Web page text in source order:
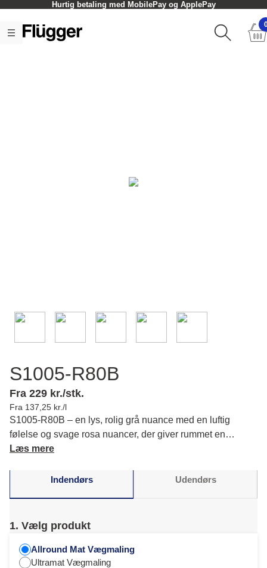
Hurtig betaling med MobilePay og ApplePay
S1005-R80B
Fra 229 kr./stk.
Fra 137,25 kr./l
S1005-R80B – en lys, rolig grå nuance med en luftig
følelse og svage rosa nuancer, der giver rummet en
indbydende atmosfære, hvor du oplever både klarhed og
Læs mere
Indendørs Udendørs
1. Vælg produkt
Allround Mat Vægmaling
Ultramat Vægmaling